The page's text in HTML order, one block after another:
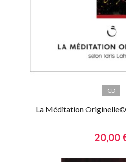
CD
La Méditation Originelle©
20,00